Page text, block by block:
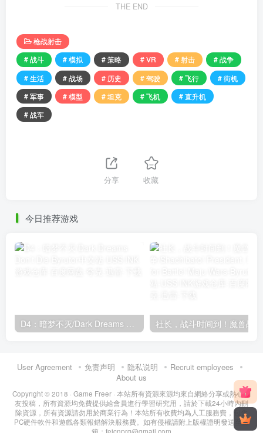
THE END
枪战射击
# 战斗
# 模拟 # 策略 # VR # 射击
# 战争
# 生活
# 战场 # 历史 # 驾驶 # 飞行
# 街机
# 军事
# 模型 # 坦克 # 飞机
# 直升机
# 战车
分享 收藏
今日推荐游戏
User Agreement 免责声明 隐私说明
Recruit employees
About us
Copyright © 2018 · Game Freer · 本站所有資源來源均來自網絡分享或熱心網
友投稿，所有資源均免費提供給會員進行學習研究用，請於下載24小時內刪
除資源，所有資源請勿用於商業行為！本站所有收費均為人工服務費，包含
PC硬件軟件和遊戲各類報錯解決服務費。如有侵權請附上版權證明發送至郵